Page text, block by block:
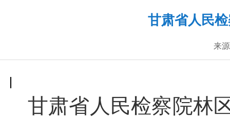
甘肃省人民
来
甘肃省人民检察院林